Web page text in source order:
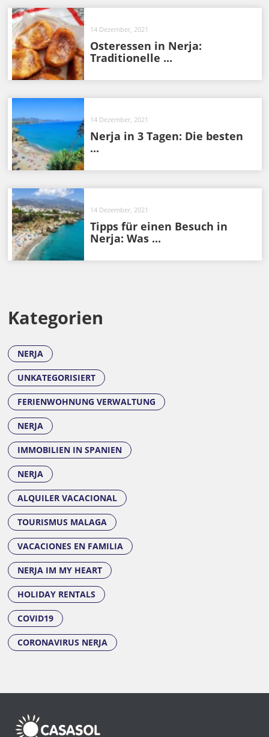
14 Dezember, 2021
Osteressen in Nerja:
Traditionelle ...
14 Dezember, 2021
Nerja in 3 Tagen: Die besten
...
14 Dezember, 2021
Tipps für einen Besuch in
Nerja: Was ...
Kategorien
NERJA
UNKATEGORISIERT
FERIENWOHNUNG VERWALTUNG
NERJA
IMMOBILIEN IN SPANIEN
NERJA
ALQUILER VACACIONAL
TOURISMUS MALAGA
VACACIONES EN FAMILIA
NERJA IM MY HEART
HOLIDAY RENTALS
COVID19
CORONAVIRUS NERJA